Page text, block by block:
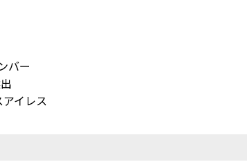
バー
イレス